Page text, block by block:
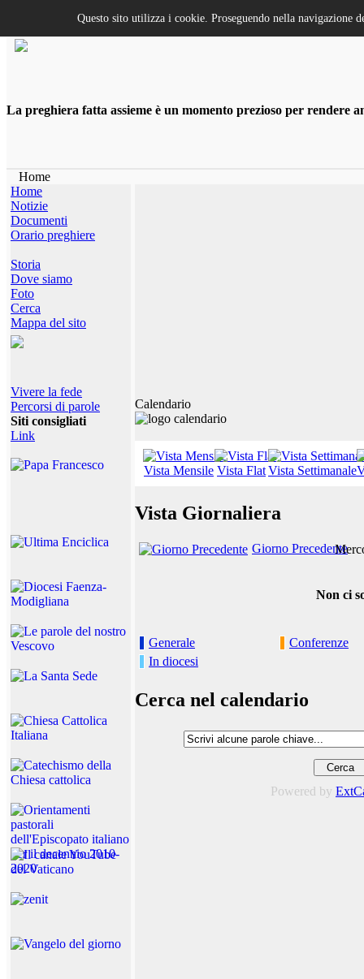
La preghiera fatta assieme è un momento prezioso per rendere
Home
Home
Notizie
Documenti
Orario preghiere
Storia
Dove siamo
Foto
Cerca
Mappa del sito
Vivere la fede
Percorsi di parole
Siti consigliati
Link
Calendario
Vista Mensile Vista FlatVista Settimanale
Vista Giornaliera
Giorno Precedente
Non ci
Generale
Conferenze
In diocesi
Cerca nel calendario
Powered by
Questo sito utilizza i cookie. Proseguendo nella navigazione